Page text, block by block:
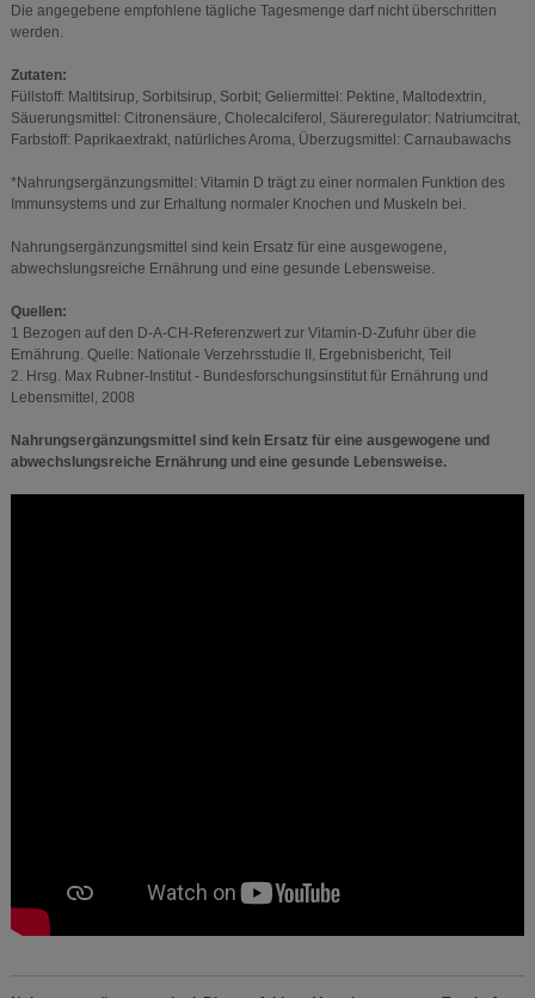
Die angegebene empfohlene tägliche Tagesmenge darf nicht überschritten
werden.
Zutaten:
Füllstoff: Maltitsirup, Sorbitsirup, Sorbit; Geliermittel: Pektine, Maltodextrin,
Säuerungsmittel: Citronensäure, Cholecalciferol, Säureregulator: Natriumcitrat,
Farbstoff: Paprikaextrakt, natürliches Aroma, Überzugsmittel: Carnaubawachs
*Nahrungsergänzungsmittel: Vitamin D trägt zu einer normalen Funktion des
Immunsystems und zur Erhaltung normaler Knochen und Muskeln bei.
Nahrungsergänzungsmittel sind kein Ersatz für eine ausgewogene,
abwechslungsreiche Ernährung und eine gesunde Lebensweise.
Quellen:
1 Bezogen auf den D-A-CH-Referenzwert zur Vitamin-D-Zufuhr über die
Ernährung. Quelle: Nationale Verzehrsstudie II, Ergebnisbericht, Teil
2. Hrsg. Max Rubner-Institut - Bundesforschungsinstitut für Ernährung und
Lebensmittel, 2008
Nahrungsergänzungsmittel sind kein Ersatz für eine ausgewogene und
abwechslungsreiche Ernährung und eine gesunde Lebensweise.